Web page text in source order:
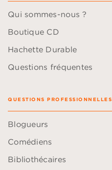
Qui sommes-nous ?
Boutique CD
Hachette Durable
Questions fréquentes
QUESTIONS PROFESSIONNELLES
Blogueurs
Comédiens
Bibliothécaires